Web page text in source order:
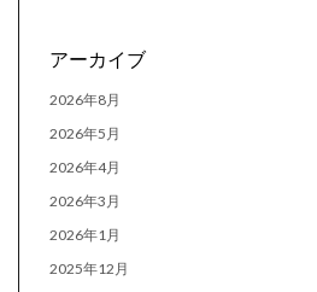
アーカイブ
2026年8月
2026年5月
2026年4月
2026年3月
2026年1月
2025年12月